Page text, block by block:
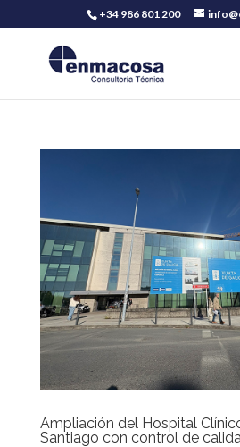
+34 986 801 200
Ampliación del Hospital
Santiago con control de